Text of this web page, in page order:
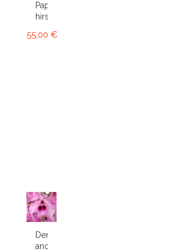
Paphiopedilum
hirsutissimum
55,00 €
Dendrobium
anosmum